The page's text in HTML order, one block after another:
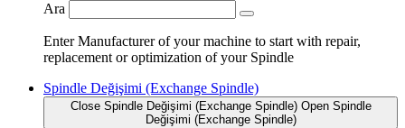
Ara
Enter Manufacturer of your machine to start with repair,
replacement or optimization of your Spindle
Spindle Değişimi (Exchange Spindle)
Close Spindle Değişimi (Exchange Spindle) Open Spindle
Değişimi (Exchange Spindle)